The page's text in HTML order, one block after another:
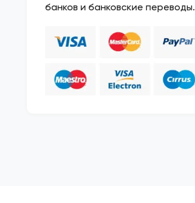
банков и банковские переводы.